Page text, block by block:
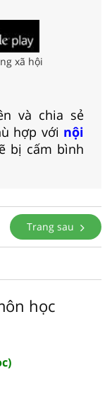
xã hội
và chia sẻ
hợp với nội
bị cấm bình
Trang sau
học